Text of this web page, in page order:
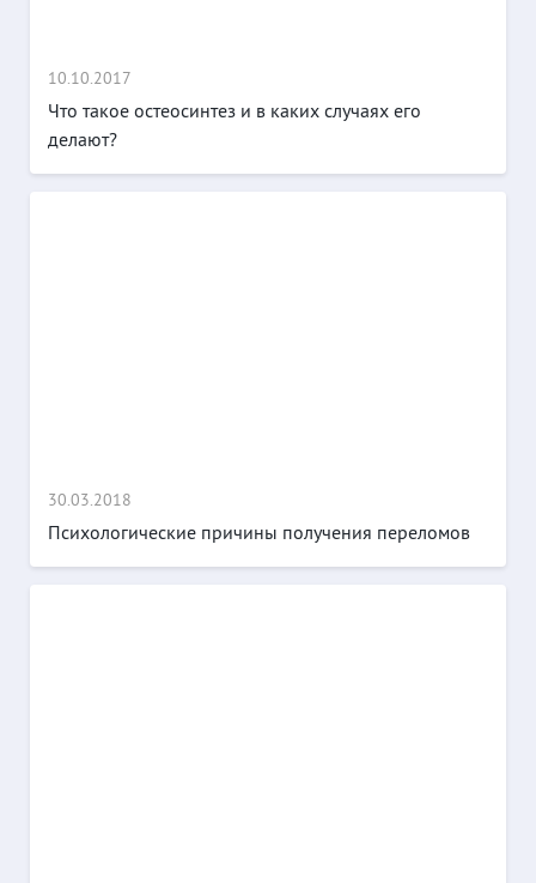
10.10.2017
Что такое остеосинтез и в каких случаях его
делают?
30.03.2018
Психологические причины получения переломов